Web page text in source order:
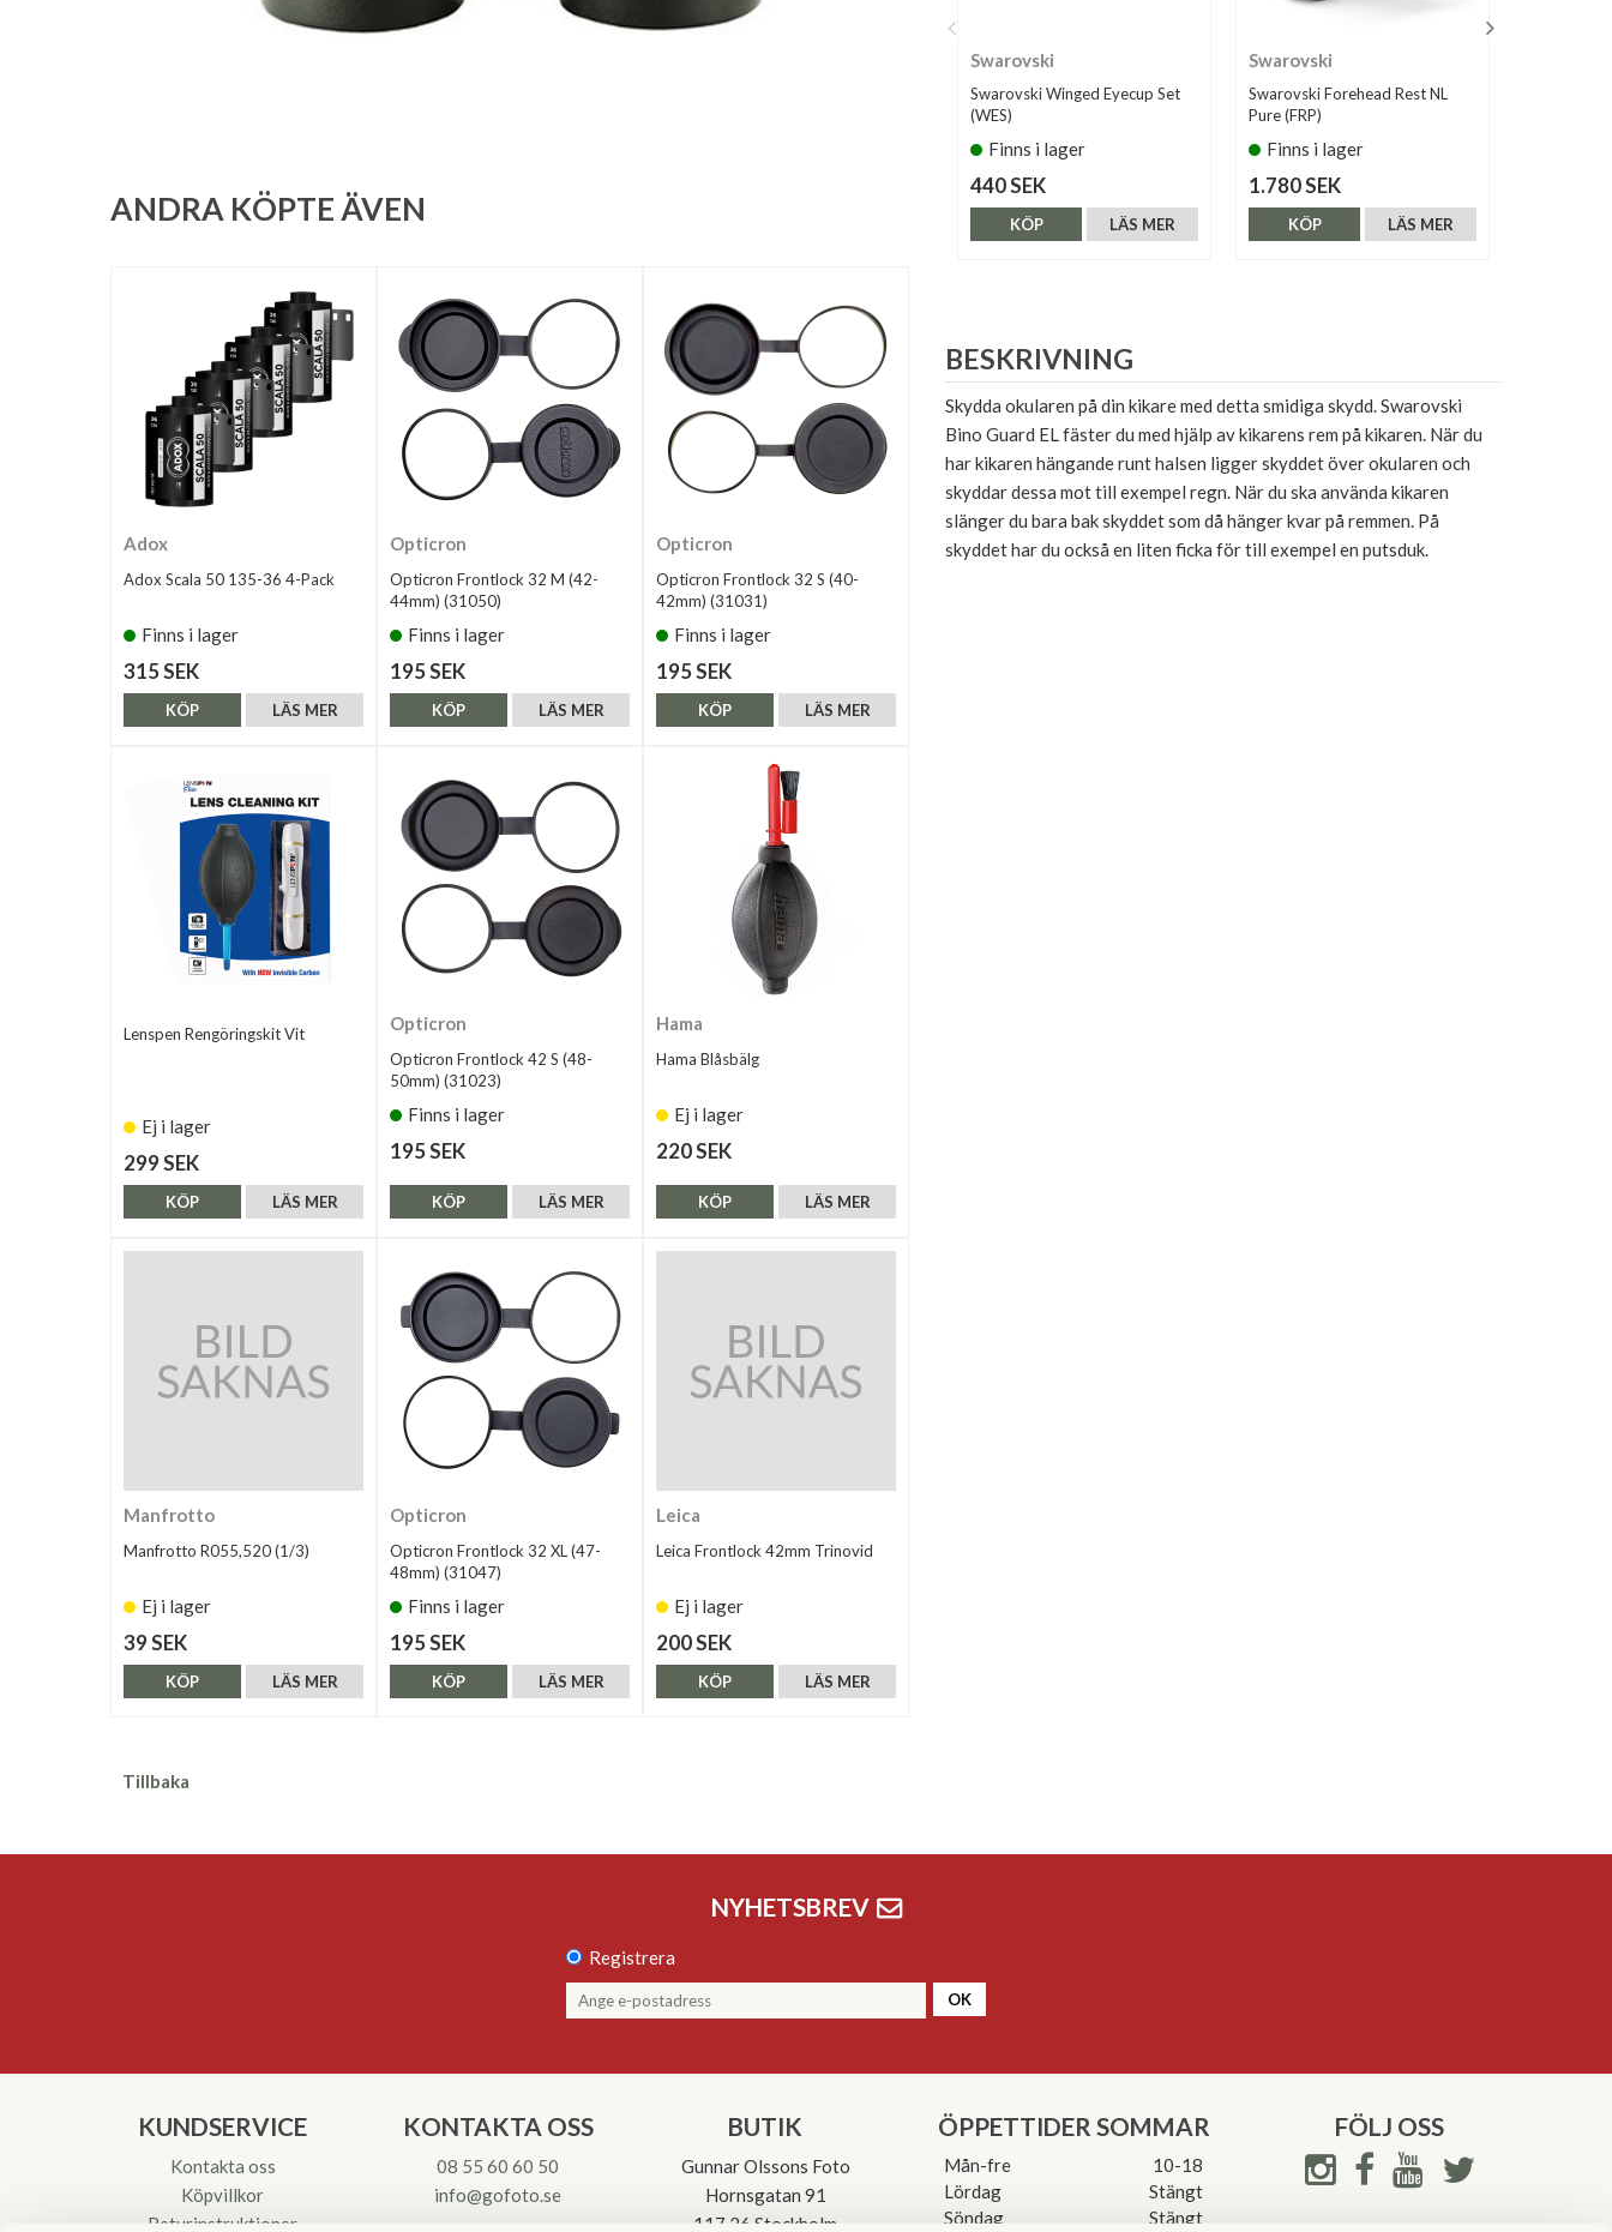
Swarovski
Swarovski Winged Eyecup Set
(WES)
Finns i lager
440 SEK
LÄS MER
KÖP
Swarovski
Swarovski Forehead Rest NL
Pure (FRP)
Finns i lager
1.780 SEK
LÄS MER
KÖP
BESKRIVNING
Skydda okularen på din kikare med detta smidiga skydd. Swarovski
Bino Guard EL fäster du med hjälp av kikarens rem på kikaren. När du
har kikaren hängande runt halsen ligger skyddet över okularen och
skyddar dessa mot till exempel regn. När du ska använda kikaren
slänger du bara bak skyddet som då hänger kvar på remmen. På
skyddet har du också en liten ficka för till exempel en putsduk.
ANDRA KÖPTE ÄVEN
Adox
Adox Scala 50 135-36 4-Pack
Finns i lager
315 SEK
LÄS MER
KÖP
Opticron
Opticron Frontlock 32 M (42-
44mm) (31050)
Finns i lager
195 SEK
LÄS MER
KÖP
Opticron
Opticron Frontlock 32 S (40-
42mm) (31031)
Finns i lager
195 SEK
LÄS MER
KÖP
Lenspen Rengöringskit Vit
Ej i lager
299 SEK
LÄS MER
KÖP
Opticron
Opticron Frontlock 42 S (48-
50mm) (31023)
Finns i lager
195 SEK
LÄS MER
KÖP
Hama
Hama Blåsbälg
Ej i lager
220 SEK
LÄS MER
KÖP
Manfrotto
Manfrotto R055,520 (1/3)
Ej i lager
39 SEK
LÄS MER
KÖP
Opticron
Opticron Frontlock 32 XL (47-
48mm) (31047)
Finns i lager
195 SEK
LÄS MER
KÖP
Leica
Leica Frontlock 42mm Trinovid
Ej i lager
200 SEK
LÄS MER
KÖP
Tillbaka
NYHETSBREV
Registrera
OK
KUNDSERVICE
Kontakta oss
Köpvillkor
Returinstruktioner
KONTAKTA OSS
08 55 60 60 50
info@gofoto.se
BUTIK
Gunnar Olssons Foto
Hornsgatan 91
117 26 Stockholm
ÖPPETTIDER SOMMAR
Mån-fre
10-18
Lördag
Stängt
Söndag
Stängt
FÖLJ OSS